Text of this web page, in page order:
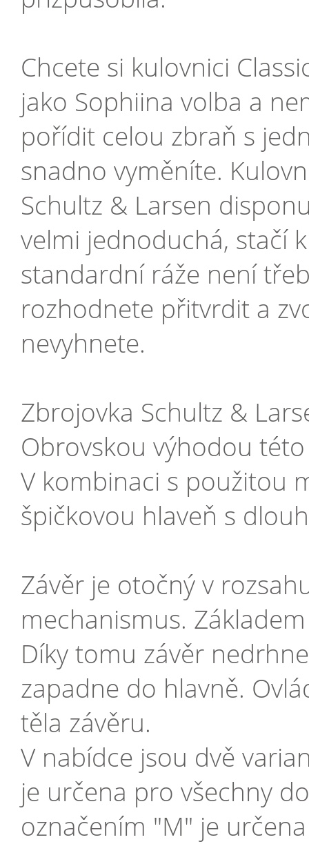
Chcete si kulovnici
jako Sophiina volba a
pořídit celou zbraň s
snadno vyměníte.
Schultz & Larsen
velmi jednoduchá, stačí
standardní ráže není
rozhodnete přitvrdit a
nevyhnete.
Zbrojovka Schultz &
Obrovskou výhodou
V kombinaci s použitou
špičkovou hlaveň s
Závěr je otočný v
mechanismus.
Díky tomu závěr
zapadne do hlavně.
těla závěru.
V nabídce jsou dvě
je určena pro všechny
označením "M" je